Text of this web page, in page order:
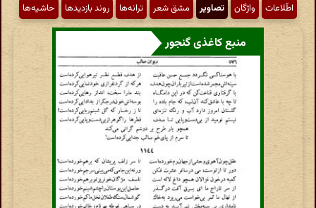
اطّلاعات واژگان تصاویر مشق شعر ترانه‌ها روند بازدیدها حاشیه‌ها
منبع کاغذی گنجور